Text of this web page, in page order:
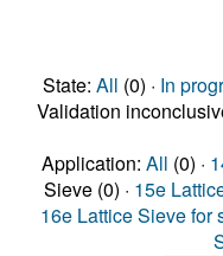
State: All (0) · In
Validation
Application: All (0) ·
Sieve (0) · 15e
16e Lattice Sieve for